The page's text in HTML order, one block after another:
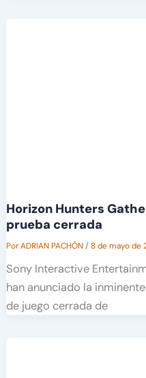
Horizon Hunters
prueba cerrada
PorADRIAN PACHÓN/8 de mayo de
Sony Interactive
han anunciado la
de juego cerrada de